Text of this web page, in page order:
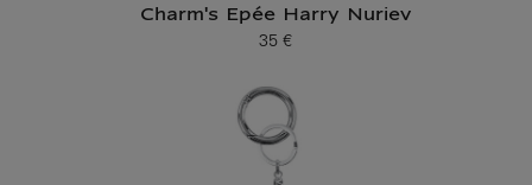
Charm's Epée Harry Nuriev
Prix ​​actuel
35 €